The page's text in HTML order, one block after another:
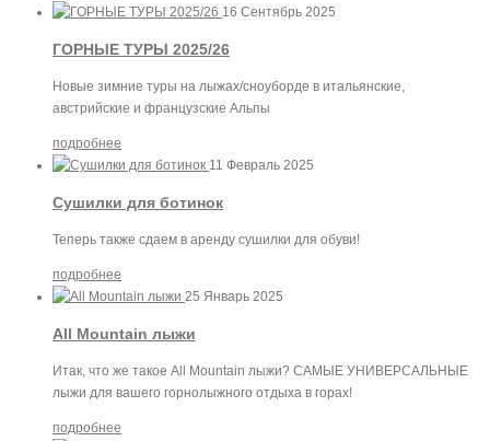
16 Сентябрь 2025
ГОРНЫЕ ТУРЫ 2025/26
Новые зимние туры на лыжах/сноуборде в итальянские,
австрийские и французские Альпы
подробнее
11 Февраль 2025
Сушилки для ботинок
Теперь также сдаем в аренду сушилки для обуви!
подробнее
25 Январь 2025
All Mountain лыжи
Итак, что же такое All Mountain лыжи? САМЫЕ УНИВЕРСАЛЬНЫЕ
лыжи для вашего горнолыжного отдыха в горах!
подробнее